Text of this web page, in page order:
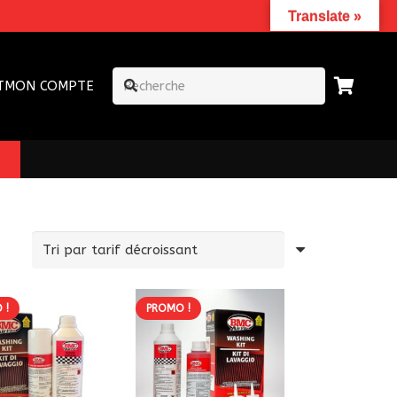
MON COMPTE
! PROMO !
Translate »